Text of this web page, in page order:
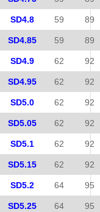
SD4.8 59 89
SD4.85 59 89
SD4.9 62 92
SD4.95 62 92
SD5.0 62 92
SD5.05 62 92
SD5.1 62 92
SD5.15 62 92
SD5.2 64 95
SD5.25 64 95